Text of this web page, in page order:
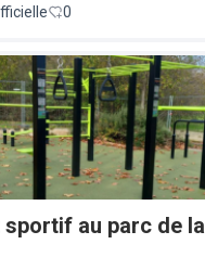
0
sportif au parc de la